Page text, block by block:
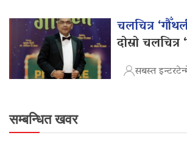
चलचित्र
दोस्रो चलचित्र
सबस्त
सम्बन्धित खवर